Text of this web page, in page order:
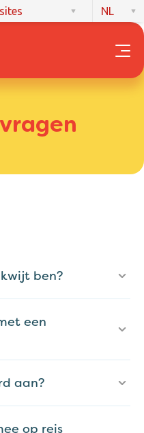
NL
ben?
een
aan?
op reis